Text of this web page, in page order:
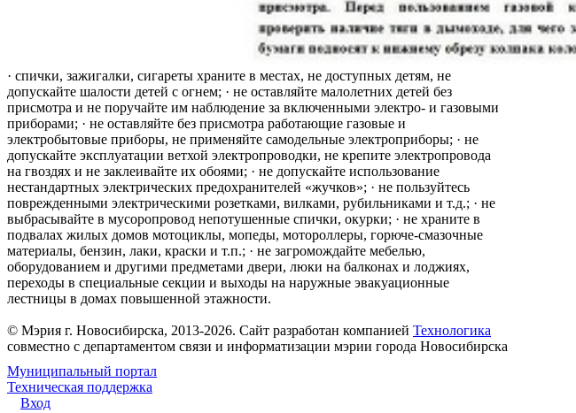
· спички, зажигалки, сигареты храните в местах, не доступных детям, не
допускайте шалости детей с огнем; · не оставляйте малолетних детей без
присмотра и не поручайте им наблюдение за включенными электро- и газовыми
приборами; · не оставляйте без присмотра работающие газовые и
электробытовые приборы, не применяйте самодельные электроприборы; · не
допускайте эксплуатации ветхой электропроводки, не крепите электропровода
на гвоздях и не заклеивайте их обоями; · не допускайте использование
нестандартных электрических предохранителей «жучков»; · не пользуйтесь
поврежденными электрическими розетками, вилками, рубильниками и т.д.; · не
выбрасывайте в мусоропровод непотушенные спички, окурки; · не храните в
подвалах жилых домов мотоциклы, мопеды, мотороллеры, горюче-смазочные
материалы, бензин, лаки, краски и т.п.; · не загромождайте мебелью,
оборудованием и другими предметами двери, люки на балконах и лоджиях,
переходы в специальные секции и выходы на наружные эвакуационные
лестницы в домах повышенной этажности.
© Мэрия г. Новосибирска, 2013-2026. Сайт разработан компанией Технологика
совместно с департаментом связи и информатизации мэрии города Новосибирска
Муниципальный портал
Техническая поддержка
Вход